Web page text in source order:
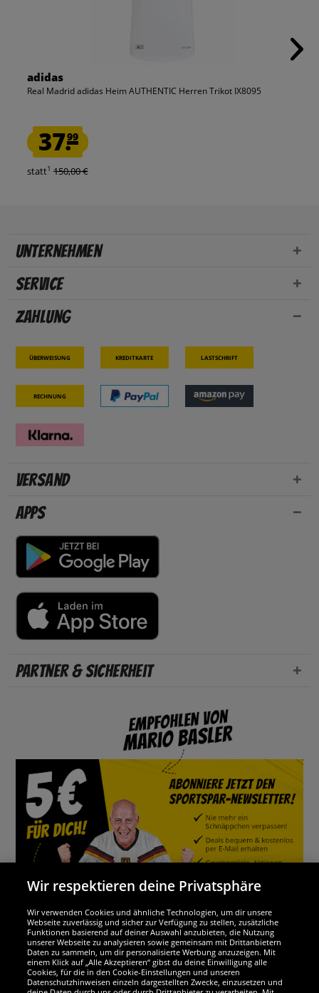
adidas
Real Madrid adidas Heim AUTHENTIC Herren Trikot IX8095
37.99
statt1 150,00 €
Unternehmen
Service
Zahlung
Überweisung Kreditkarte Lastschrift
Rechnung
Versand
Apps
Partner & Sicherheit
Wir sind ausgezeichnet
Wir respektieren deine Privatsphäre
Wir verwenden Cookies und ähnliche Technologien, um dir unsere
Webseite zuverlässig und sicher zur Verfügung zu stellen, zusätzliche
Funktionen basierend auf deiner Auswahl anzubieten, die Nutzung
unserer Webseite zu analysieren sowie gemeinsam mit Drittanbietern
Daten zu sammeln, um dir personalisierte Werbung anzuzeigen. Mit
einem Klick auf „Alle Akzeptieren“ gibst du deine Einwilligung alle
Cookies, für die in den Cookie-Einstellungen und unseren
Datenschutzhinweisen einzeln dargestellten Zwecke, einzusetzen und